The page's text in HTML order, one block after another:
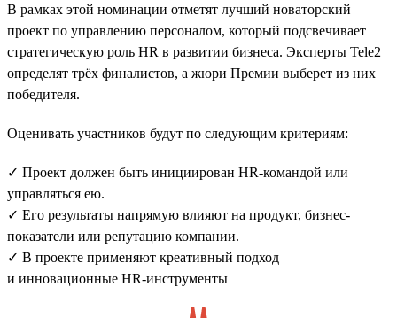
В рамках этой номинации отметят лучший новаторский
проект по управлению персоналом, который подсвечивает
стратегическую роль HR в развитии бизнеса. Эксперты Tele2
определят трёх финалистов, а жюри Премии выберет из них
победителя.
Оценивать участников будут по следующим критериям:
✓ Проект должен быть инициирован HR-командой или
управляться ею.
✓ Его результаты напрямую влияют на продукт, бизнес-
показатели или репутацию компании.
✓ В проекте применяют креативный подход
и инновационные HR-инструменты